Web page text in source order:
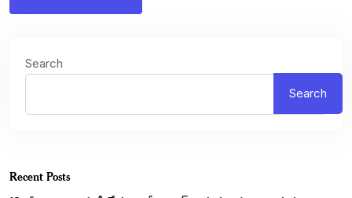
Search
Search
Recent Posts